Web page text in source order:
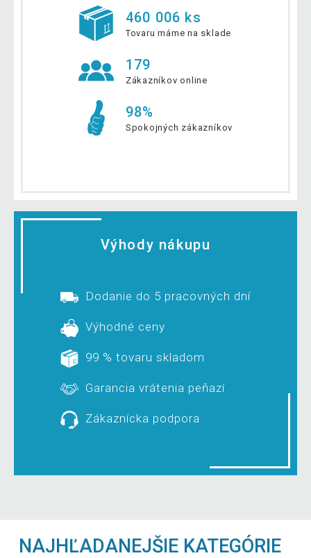
460 006 ks
Tovaru máme na sklade
179
Zákazníkov online
98%
Spokojných zákazníkov
Výhody nákupu
Dodanie do 5 pracovných dní
Výhodné ceny
99 % tovaru skladom
Garancia vrátenia peňazí
Zákaznícka podpora
NAJHĽADANEJŠIE KATEGÓRIE